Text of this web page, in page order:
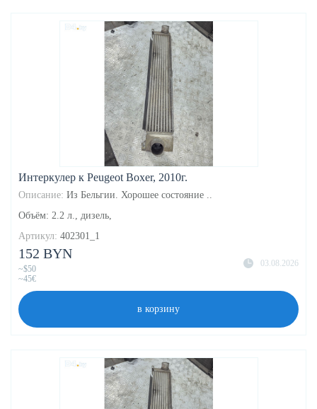
Интеркулер к Peugeot Boxer, 2010г.
Описание: Из Бельгии. Хорошее состояние ..
Объём: 2.2 л., дизель,
Артикул: 402301_1
03.08.2026
152 BYN
~$50
~45€
в корзину